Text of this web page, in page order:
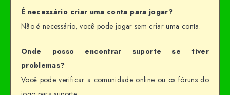
É necessário criar uma conta para jogar?
Não é necessário, você pode jogar sem criar uma conta.
Onde posso encontrar suporte se tiver
problemas?
Você pode verificar a comunidade online ou os fóruns do